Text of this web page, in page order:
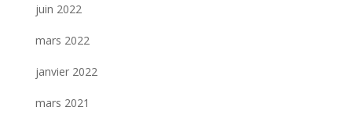
juin 2022
mars 2022
janvier 2022
mars 2021